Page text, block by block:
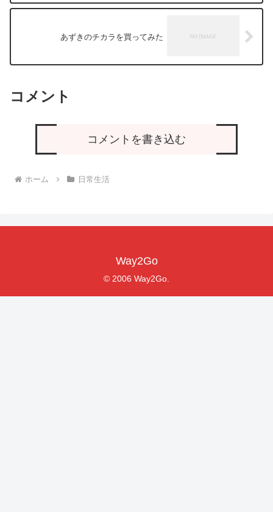
あずきのチカラを買ってみた
コメント
コメントを書き込む
ホーム 日常生活
Way2Go
© 2006 Way2Go.